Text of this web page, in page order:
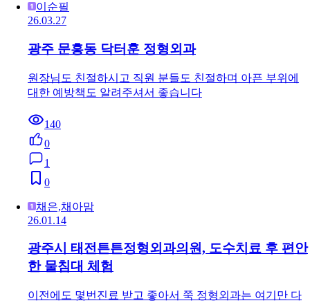
이순필
26.03.27
광주 문흥동 닥터훈 정형외과
원장님도 친절하시고 직원 분들도 친절하며 아픈 부위에
대한 예방책도 알려주셔서 좋습니다
140
0
1
0
채은,채아맘
26.01.14
광주시 태전튼튼정형외과의원, 도수치료 후 편안
한 물침대 체험
이전에도 몇번진료 받고 좋아서 쭉 정형외과는 여기만 다